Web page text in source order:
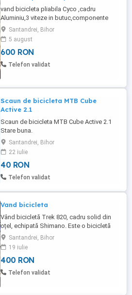
vand bicicleta pliabila Cyco ,cadru
Aluminiu,3 viteze in butuc,componente
Shimano Deore ,roti 20",complet echipata
,aproape noua,stare perfecta.
Santandrei, Bihor
5 august
600 RON
Telefon validat
Scaun de bicicleta MTB Cube
Active 2.1
Scaun de bicicleta MTB Cube Active 2.1
Stare buna.
Santandrei, Bihor
22 iulie
40 RON
Telefon validat
Vand bicicleta
Vând bicicletă Trek 820, cadru solid din
oțel, echipată Shimano. Este o bicicletă
robusta, cu roti de 26 inch, in stare
funcțională.
Santandrei, Bihor
19 iulie
400 RON
Telefon validat